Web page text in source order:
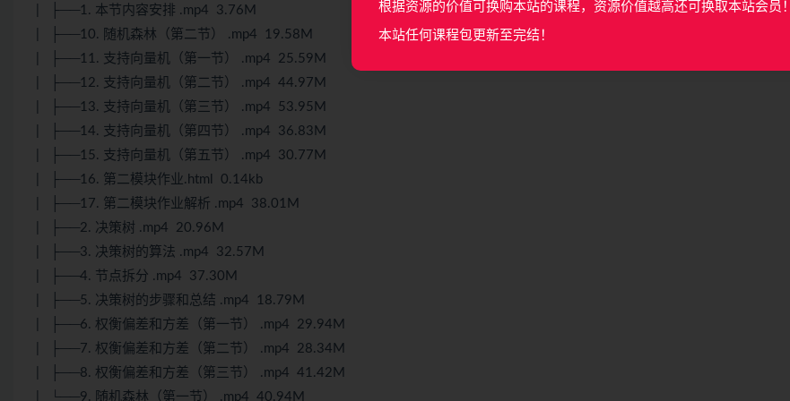
| ├──1. 本节内容安排 .mp4 3.76M
| ├──10. 随机森林（第二节） .mp4 19.58M
| ├──11. 支持向量机（第一节） .mp4 25.59M
| ├──12. 支持向量机（第二节） .mp4 44.97M
| ├──13. 支持向量机（第三节） .mp4 53.95M
| ├──14. 支持向量机（第四节） .mp4 36.83M
| ├──15. 支持向量机（第五节） .mp4 30.77M
| ├──16. 第二模块作业.html 0.14kb
| ├──17. 第二模块作业解析 .mp4 38.01M
| ├──2. 决策树 .mp4 20.96M
| ├──3. 决策树的算法 .mp4 32.57M
| ├──4. 节点拆分 .mp4 37.30M
| ├──5. 决策树的步骤和总结 .mp4 18.79M
| ├──6. 权衡偏差和方差（第一节） .mp4 29.94M
| ├──7. 权衡偏差和方差（第二节） .mp4 28.34M
| ├──8. 权衡偏差和方差（第三节） .mp4 41.42M
| └──9. 随机森林（第一节） .mp4 40.94M
根据资源的价值可换购本站的课程，资源价值越高还可换取本站会员！
本站任何课程包更新至完结！